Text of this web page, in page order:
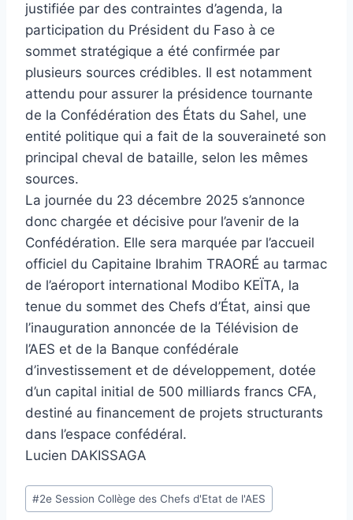
justifiée par des contraintes d’agenda, la
participation du Président du Faso à ce
sommet stratégique a été confirmée par
plusieurs sources crédibles. Il est notamment
attendu pour assurer la présidence tournante
de la Confédération des États du Sahel, une
entité politique qui a fait de la souveraineté son
principal cheval de bataille, selon les mêmes
sources.
La journée du 23 décembre 2025 s’annonce
donc chargée et décisive pour l’avenir de la
Confédération. Elle sera marquée par l’accueil
officiel du Capitaine Ibrahim TRAORÉ au tarmac
de l’aéroport international Modibo KEÏTA, la
tenue du sommet des Chefs d’État, ainsi que
l’inauguration annoncée de la Télévision de
l’AES et de la Banque confédérale
d’investissement et de développement, dotée
d’un capital initial de 500 milliards francs CFA,
destiné au financement de projets structurants
dans l’espace confédéral.
Lucien DAKISSAGA
Étiquettes
de
#2e Session Collège des Chefs d'Etat de l'AES